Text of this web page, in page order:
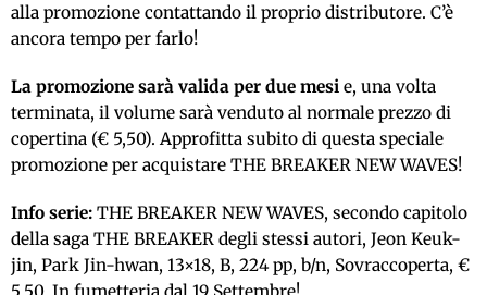
alla promozione contattando il proprio distributore. C’è
ancora tempo per farlo!
La promozione sarà valida per due mesi e, una volta
terminata, il volume sarà venduto al normale prezzo di
copertina (€ 5,50). Approfitta subito di questa speciale
promozione per acquistare THE BREAKER NEW WAVES!
Info serie: THE BREAKER NEW WAVES, secondo capitolo
della saga THE BREAKER degli stessi autori, Jeon Keuk-
jin, Park Jin-hwan, 13×18, B, 224 pp, b/n, Sovraccoperta, €